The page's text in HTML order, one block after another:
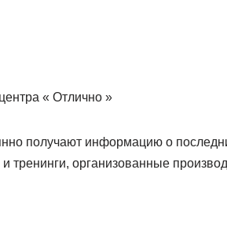
« Отлично »
получают информацию о
тренинги, организованные